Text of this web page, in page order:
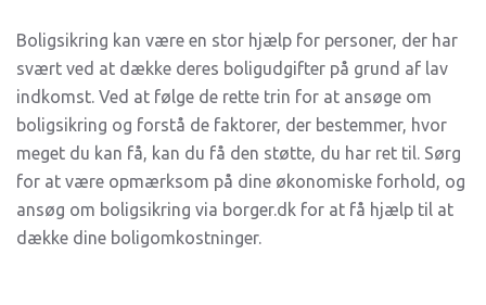
Boligsikring kan være en stor hjælp for personer, der har
svært ved at dække deres boligudgifter på grund af lav
indkomst. Ved at følge de rette trin for at ansøge om
boligsikring og forstå de faktorer, der bestemmer, hvor
meget du kan få, kan du få den støtte, du har ret til. Sørg
for at være opmærksom på dine økonomiske forhold, og
ansøg om boligsikring via borger.dk for at få hjælp til at
dække dine boligomkostninger.